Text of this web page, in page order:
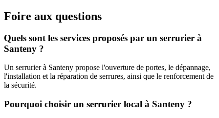
Foire aux questions
Quels sont les services proposés par un serrurier à
Santeny ?
Un serrurier à Santeny propose l'ouverture de portes, le dépannage,
l'installation et la réparation de serrures, ainsi que le renforcement de
la sécurité.
Pourquoi choisir un serrurier local à Santeny ?